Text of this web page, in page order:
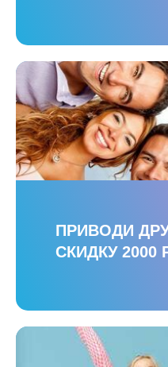
ПРИВОДИ
СКИДКУ 2000